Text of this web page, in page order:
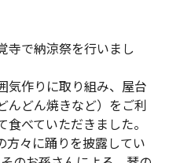
寺で納涼祭を行いまし
気作りに取り組み、屋台
んどん焼きなど）をご利
べていただきました。
方々に踊りを披露してい